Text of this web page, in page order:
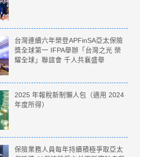
台灣連續六年榮登APFinSA亞太保險
獎全球第一 IFPA舉辦「台灣之光 榮
耀全球」聯誼會 千人共襄盛舉
2025 年報稅新制懶人包（適用 2024
年度所得）
保險業務人員每年持續積極爭取亞太